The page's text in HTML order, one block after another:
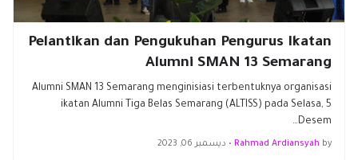
Pelantikan dan Pengukuhan Pengurus Ikatan
Alumni SMAN 13 Semarang
Alumni SMAN 13 Semarang menginisiasi terbentuknya organisasi
ikatan Alumni Tiga Belas Semarang (ALTISS) pada Selasa, 5
Desem…
by
Rahmad Ardiansyah
• ديسمبر 06, 2023